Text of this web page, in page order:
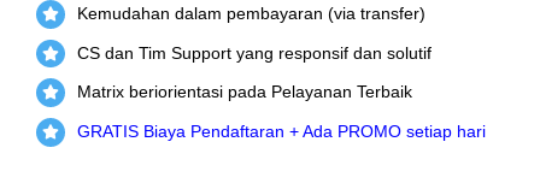
Kemudahan dalam pembayaran (via transfer)
CS dan Tim Support yang responsif dan solutif
Matrix beriorientasi pada Pelayanan Terbaik
GRATIS Biaya Pendaftaran + Ada PROMO setiap hari